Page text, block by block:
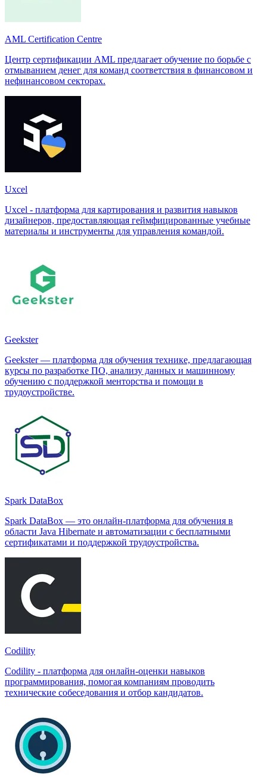
AML Certification Centre
Центр сертификации AML предлагает обучение по борьбе с
отмыванием денег для команд соответствия в финансовом и
нефинансовом секторах.
Uxcel
Uxcel - платформа для картирования и развития навыков
дизайнеров, предоставляющая геймфицированные учебные
материалы и инструменты для управления командой.
Geekster
Geekster — платформа для обучения технике, предлагающая
курсы по разработке ПО, анализу данных и машинному
обучению с поддержкой менторства и помощи в
трудоустройстве.
Spark DataBox
Spark DataBox — это онлайн-платформа для обучения в
области Java Hibernate и автоматизации с бесплатными
сертификатами и поддержкой трудоустройства.
Codility
Codility - платформа для онлайн-оценки навыков
программирования, помогая компаниям проводить
технические собеседования и отбор кандидатов.